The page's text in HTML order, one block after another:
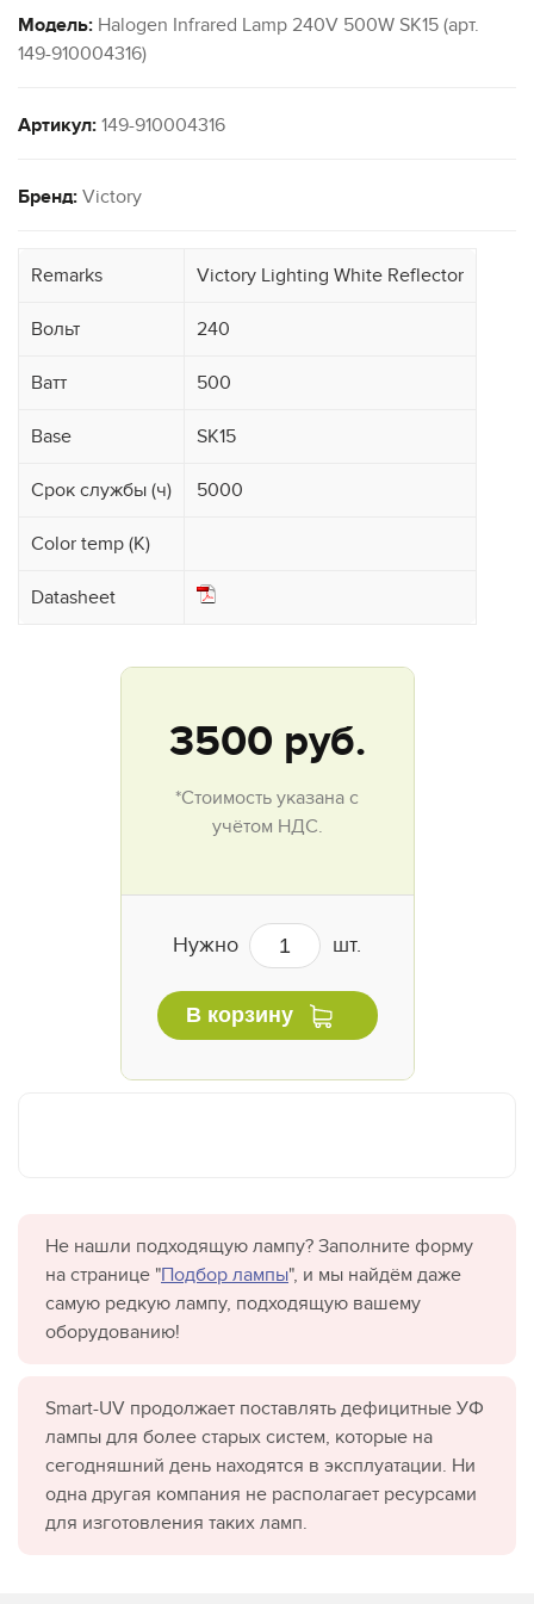
Модель: Halogen Infrared Lamp 240V 500W SK15 (арт.
149-910004316)
Артикул: 149-910004316
Бренд: Victory
Remarks Victory Lighting White Reflector
Вольт 240
Ватт 500
Base SK15
Срок службы (ч) 5000
Color temp (K)
Datasheet
3500 руб.
*Стоимость указана с
учётом НДС.
Нужно шт.
В корзину
Не нашли подходящую лампу? Заполните форму
на странице "Подбор лампы", и мы найдём даже
самую редкую лампу, подходящую вашему
оборудованию!
Smart-UV продолжает поставлять дефицитные УФ
лампы для более старых систем, которые на
сегодняшний день находятся в эксплуатации. Ни
одна другая компания не располагает ресурсами
для изготовления таких ламп.